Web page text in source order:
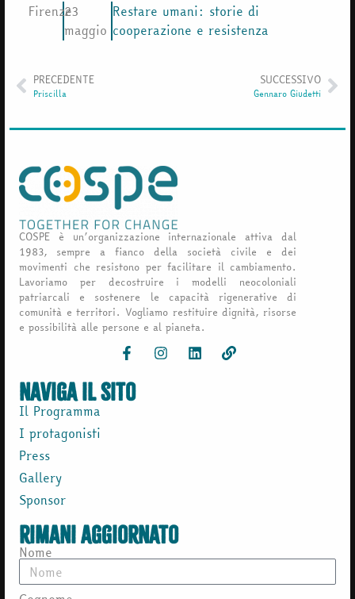
Firenze23
maggio
Restare umani: storie di
cooperazione e resistenza
PRECEDENTE
Priscilla
SUCCESSIVO
Gennaro Giudetti
COSPE è un’organizzazione internazionale attiva dal
1983, sempre a fianco della società civile e dei
movimenti che resistono per facilitare il cambiamento.
Lavoriamo per decostruire i modelli neocoloniali
patriarcali e sostenere le capacità rigenerative di
comunità e territori. Vogliamo restituire dignità, risorse
e possibilità alle persone e al pianeta.
naviga il sito
Il Programma
I protagonisti
Press
Gallery
Sponsor
rimani aggiornato
Nome